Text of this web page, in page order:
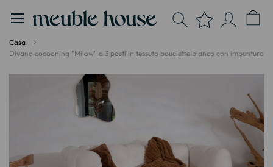
Casa
Divano cocooning "Milow" a 3 posti in tessuto bouclette bianco con impuntura
immagini